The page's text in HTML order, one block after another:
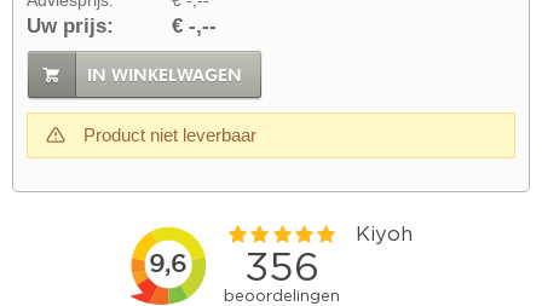
Uw prijs: € -,--
IN WINKELWAGEN
Product niet leverbaar